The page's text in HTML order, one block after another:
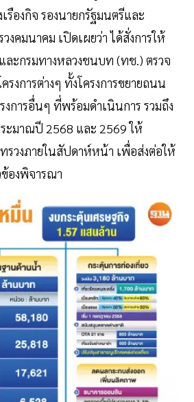
รืองกิจ รองนายกรัฐมนตรีและ
งคมนาคม เปิดเผยว่า ได้สั่งการให้
ละกรมทางหลวงชนบท (ทช.) ตรวจ
รงการต่างๆ ทั้งโครงการขยายถนน
งการอื่นๆ ที่พร้อมดำเนินการ รวมถึง
ะมาณปี 2568 และ 2569 ให้
รวงภายในสัปดาห์หน้า เพื่อส่งต่อให้
องพิจารณา